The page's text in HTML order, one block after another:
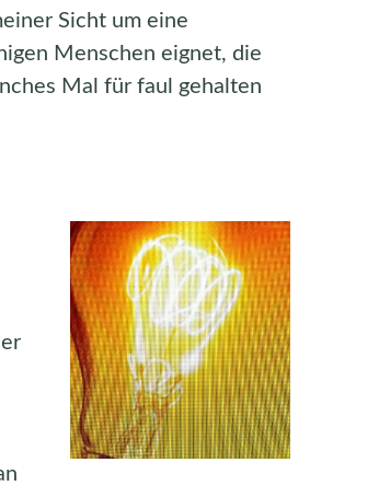
Sicht um eine
Menschen eignet, die
Mal für faul gehalten